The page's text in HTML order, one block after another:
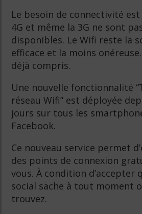
Le besoin de connectivité
4G et même la 3G ne sont
disponibles. Le Wifi reste la
efficace et la moins onéreuse.
déjà compris.
Une nouvelle fonctionnalité
réseau Wifi” est déployée
jours sur tous les
Facebook.
Ce nouveau service permet
des points de connexion
vous. À condition d’accepter
social sache à tout moment
trouvez.